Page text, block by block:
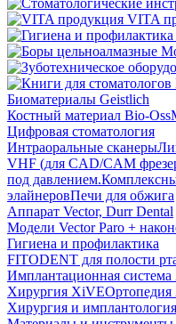
VITA
Биоматериалы Geistlich
Костный материал Bio-Oss
Цифровая стоматология
Интраоральные сканеры
VHF (для CAD/CAM
под давлением.
элайнеровПечи для обжига
Аппарат Vector, Durr Dental
Модели Vector Paro +
Гигиена и профилактика
FITODENT для полости
Имплантационная
Хирургия XiVE
Хирургия и имплантология